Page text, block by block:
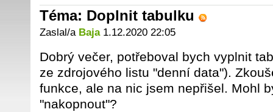
Téma: Doplnit tabulku
Zaslal/a Baja1.12.2020 22:05
Dobrý večer, potřeboval bych vyplnit
ze zdrojového listu "denní data").
funkce, ale na nic jsem nepřišel. Mohl
"nakopnout"?